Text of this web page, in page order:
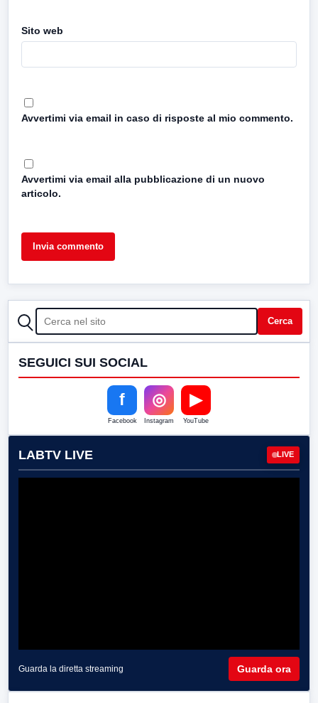
Sito web
Avvertimi via email in caso di risposte al mio commento.
Avvertimi via email alla pubblicazione di un nuovo
articolo.
CERCA Cerca
SEGUICI SUI SOCIAL
f
Facebook
◎
Instagram
▶
YouTube
LABTV LIVE LIVE
Guarda la diretta streaming Guarda ora